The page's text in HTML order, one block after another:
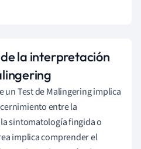
la interpretación
Test de Malingering implica
entre la
sintomatología fingida o
implica comprender el